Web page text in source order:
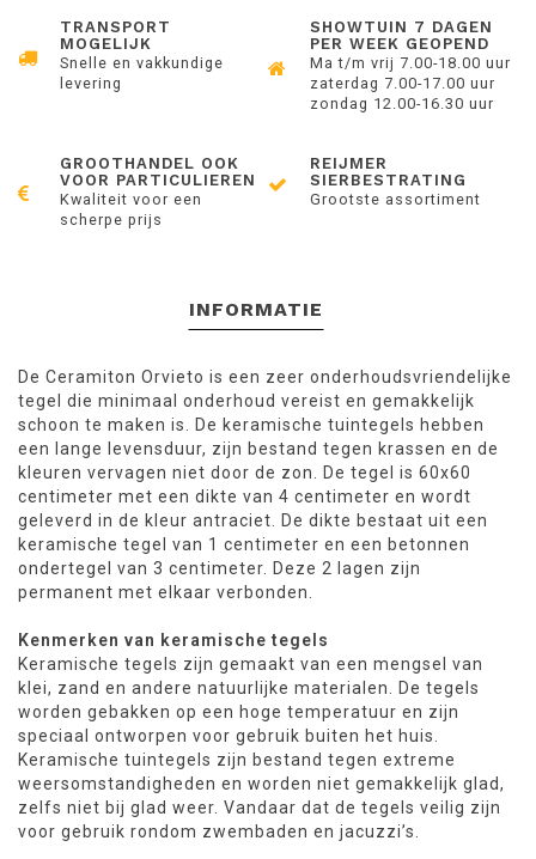
TRANSPORT
MOGELIJK
Snelle en vakkundige
levering
SHOWTUIN 7 DAGEN
PER WEEK GEOPEND
Ma t/m vrij 7.00-18.00 uur
zaterdag 7.00-17.00 uur
zondag 12.00-16.30 uur
GROOTHANDEL OOK
VOOR PARTICULIEREN
Kwaliteit voor een
scherpe prijs
REIJMER
SIERBESTRATING
Grootste assortiment
INFORMATIE
De Ceramiton Orvieto is een zeer onderhoudsvriendelijke
tegel die minimaal onderhoud vereist en gemakkelijk
schoon te maken is. De keramische tuintegels hebben
een lange levensduur, zijn bestand tegen krassen en de
kleuren vervagen niet door de zon. De tegel is 60x60
centimeter met een dikte van 4 centimeter en wordt
geleverd in de kleur antraciet. De dikte bestaat uit een
keramische tegel van 1 centimeter en een betonnen
ondertegel van 3 centimeter. Deze 2 lagen zijn
permanent met elkaar verbonden.
Kenmerken van keramische tegels
Keramische tegels zijn gemaakt van een mengsel van
klei, zand en andere natuurlijke materialen. De tegels
worden gebakken op een hoge temperatuur en zijn
speciaal ontworpen voor gebruik buiten het huis.
Keramische tuintegels zijn bestand tegen extreme
weersomstandigheden en worden niet gemakkelijk glad,
zelfs niet bij glad weer. Vandaar dat de tegels veilig zijn
voor gebruik rondom zwembaden en jacuzzi’s.